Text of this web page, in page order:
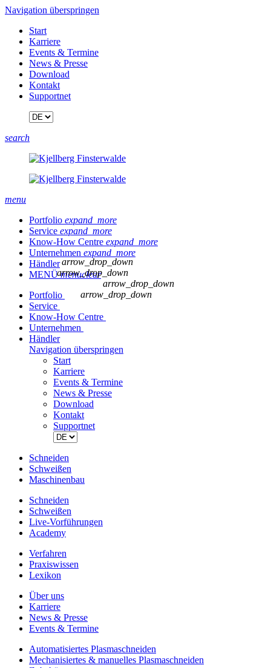
Navigation überspringen
Start
Karriere
Events & Termine
News & Presse
Download
Kontakt
Supportnet
search
menu
Portfolio expand_more
Service expand_more
Know-How Centre expand_more
Unternehmen expand_more
Händler
MENÜmenuclear
Portfolio
arrow_drop_down
Service
arrow_drop_down
Know-How Centre
arrow_drop_down
Unternehmen
arrow_drop_down
Händler
Navigation überspringen
Start
Karriere
Events & Termine
News & Presse
Download
Kontakt
Supportnet
Schneiden
Schweißen
Maschinenbau
Schneiden
Schweißen
Live-Vorführungen
Academy
Verfahren
Praxiswissen
Lexikon
Über uns
Karriere
News & Presse
Events & Termine
Automatisiertes Plasmaschneiden
Mechanisiertes & manuelles Plasmaschneiden